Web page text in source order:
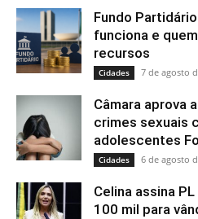
Fundo
funciona e
recursos
Cidades 7 de agosto
Câmara aprova
crimes sexuais
adolescentes
Cidades 6 de agosto
Celina assina
100 mil para